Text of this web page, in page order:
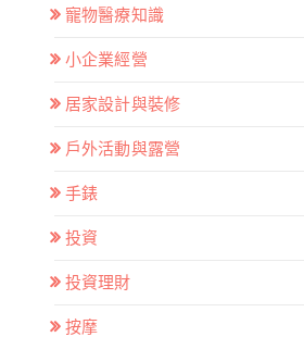
寵物醫療知識
小企業經營
居家設計與裝修
戶外活動與露營
手錶
投資
投資理財
按摩